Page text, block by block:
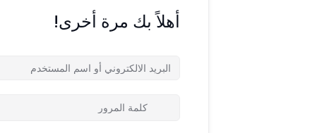
أهلاً بك مرة أخرى!